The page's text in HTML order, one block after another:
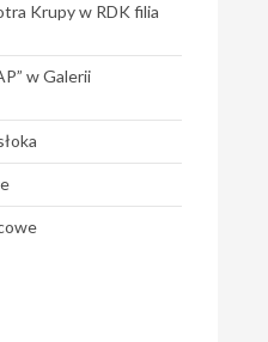
Krupy w RDK filia
w Galerii